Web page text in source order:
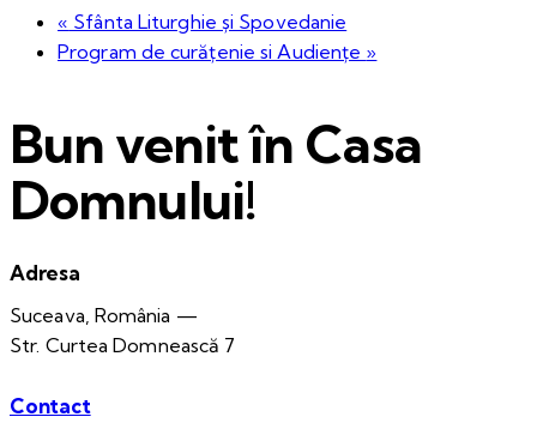
« Sfânta Liturghie și Spovedanie
Program de curățenie si Audiențe »
Bun venit în Casa
Domnului!
Adresa
Suceava, România —
Str. Curtea Domnească 7
Contact